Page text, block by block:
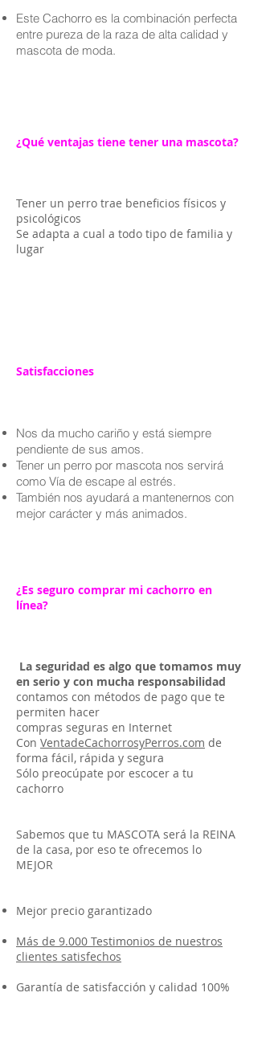
Este Cachorro es la combinación perfecta
entre pureza de la raza de alta calidad y
mascota de moda.
¿Qué ventajas tiene tener una mascota?
Tener un perro trae beneficios físicos y
psicológicos
Se adapta a cual a todo tipo de familia y
lugar
Satisfacciones
Nos da mucho cariño y está siempre
pendiente de sus amos.
Tener un perro por mascota nos servirá
como Vía de escape al estrés.
También nos ayudará a mantenernos con
mejor carácter y más animados.
¿Es seguro comprar mi cachorro en
línea?
La seguridad es algo que tomamos muy
en serio y con mucha responsabilidad
contamos con métodos de pago que te
permiten hacer
compras seguras en Internet
Con VentadeCachorrosyPerros.com de
forma fácil, rápida y segura
Sólo preocúpate por escocer a tu
cachorro
Sabemos que tu MASCOTA será la REINA
de la casa, por eso te ofrecemos lo
MEJOR
Mejor precio garantizado
Más de 9.000 Testimonios de nuestros
clientes satisfechos
Garantía de satisfacción y calidad 100%